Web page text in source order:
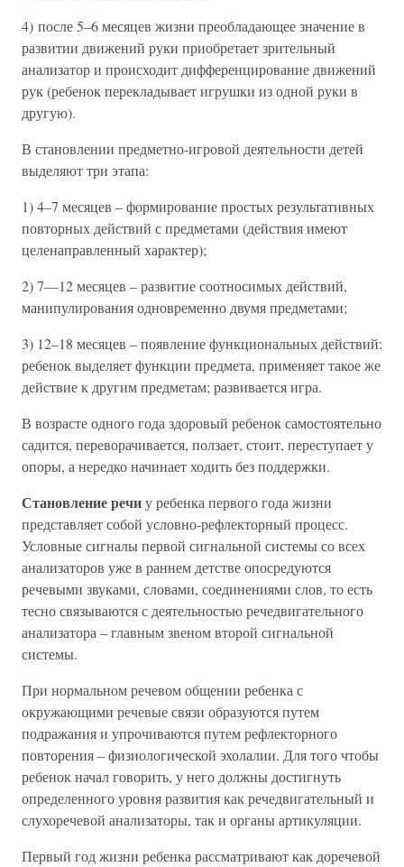
4) после 5–6 месяцев жизни преобладающее значение в
развитии движений руки приобретает зрительный
анализатор и происходит дифференцирование движений
рук (ребенок перекладывает игрушки из одной руки в
другую).
В становлении предметно-игровой деятельности детей
выделяют три этапа:
1) 4–7 месяцев – формирование простых результативных
повторных действий с предметами (действия имеют
целенаправленный характер);
2) 7—12 месяцев – развитие соотносимых действий,
манипулирования одновременно двумя предметами;
3) 12–18 месяцев – появление функциональных действий:
ребенок выделяет функции предмета, применяет такое же
действие к другим предметам; развивается игра.
В возрасте одного года здоровый ребенок самостоятельно
садится, переворачивается, ползает, стоит, переступает у
опоры, а нередко начинает ходить без поддержки.
Становление речиу ребенка первого года жизни
представляет собой условно-рефлекторный процесс.
Условные сигналы первой сигнальной системы со всех
анализаторов уже в раннем детстве опосредуются
речевыми звуками, словами, соединениями слов, то есть
тесно связываются с деятельностью речедвигательного
анализатора – главным звеном второй сигнальной
системы.
При нормальном речевом общении ребенка с
окружающими речевые связи образуются путем
подражания и упрочиваются путем рефлекторного
повторения – физиологической эхолалии. Для того чтобы
ребенок начал говорить, у него должны достигнуть
определенного уровня развития как речедвигательный и
слухоречевой анализаторы, так и органы артикуляции.
Первый год жизни ребенка рассматривают как доречевой